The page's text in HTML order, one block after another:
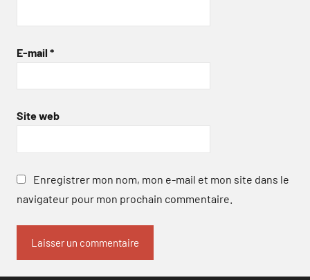
E-mail *
Site web
Enregistrer mon nom, mon e-mail et mon site dans le
navigateur pour mon prochain commentaire.